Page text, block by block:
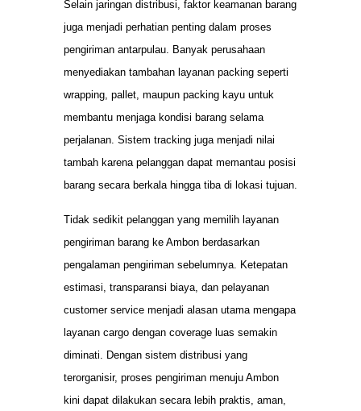
Selain jaringan distribusi, faktor keamanan barang
juga menjadi perhatian penting dalam proses
pengiriman antarpulau. Banyak perusahaan
menyediakan tambahan layanan packing seperti
wrapping, pallet, maupun packing kayu untuk
membantu menjaga kondisi barang selama
perjalanan. Sistem tracking juga menjadi nilai
tambah karena pelanggan dapat memantau posisi
barang secara berkala hingga tiba di lokasi tujuan.
Tidak sedikit pelanggan yang memilih layanan
pengiriman barang ke Ambon berdasarkan
pengalaman pengiriman sebelumnya. Ketepatan
estimasi, transparansi biaya, dan pelayanan
customer service menjadi alasan utama mengapa
layanan cargo dengan coverage luas semakin
diminati. Dengan sistem distribusi yang
terorganisir, proses pengiriman menuju Ambon
kini dapat dilakukan secara lebih praktis, aman,